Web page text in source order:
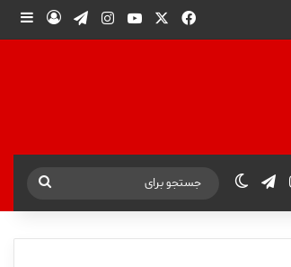
فیس بوکیوتیوباینستاگرام
تلگرامورود
اینستاگرام
تلگرامتغییر پوسته
جستجو
برای